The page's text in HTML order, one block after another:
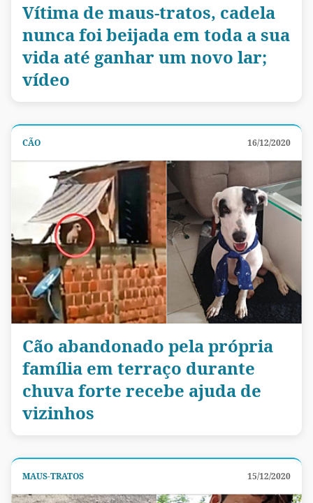
Vítima de maus-tratos, cadela
nunca foi beijada em toda a sua
vida até ganhar um novo lar;
vídeo
CÃO 16/12/2020
Cão abandonado pela própria
família em terraço durante
chuva forte recebe ajuda de
vizinhos
MAUS-TRATOS 15/12/2020